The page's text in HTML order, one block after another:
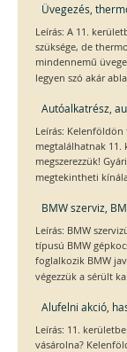
Üvegezés,
Leírás: A 11.
szüksége, de
mindennemű
legyen szó akár
Autóalkatrész,
Leírás:
megtalálhatnak 11.
megszerezzük!
megtekintheti
BMW szerviz,
Leírás: BMW
típusú BMW
foglalkozik BMW
végezzük a sérült
Alufelni akció,
Leírás: 11.
vásárolna?